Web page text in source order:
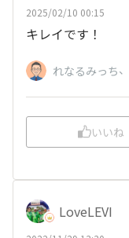
2025/02/10 00:15
キレイです！
れなるみっち、
いいね
LoveLEVI